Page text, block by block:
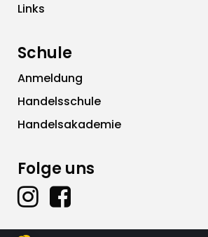
Links
Schule
Anmeldung
Handelsschule
Handelsakademie
Folge uns